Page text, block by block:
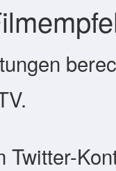
Twitter-